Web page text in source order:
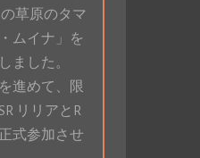
草原のタマ
ムイナ」を
ました。
進めて、限
リリアとR
式参加させ